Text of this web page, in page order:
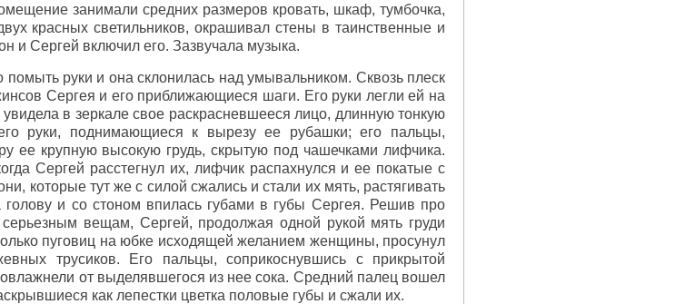
занимали средних размеров кровать, шкаф, тумбочка,
красных светильников, окрашивал стены в таинственные и
и Сергей включил его. Зазвучала музыка.
руки и она склонилась над умывальником. Сквозь плеск
Сергея и его приближающиеся шаги. Его руки легли ей на
в зеркале свое раскрасневшееся лицо, длинную тонкую
руки, поднимающиеся к вырезу ее рубашки; его пальцы,
ее крупную высокую грудь, скрытую под чашечками лифчика.
Сергей расстегнул их, лифчик распахнулся и ее покатые с
которые тут же с силой сжались и стали их мять, растягивать
голову и со стоном впилась губами в губы Сергея. Решив про
вещам, Сергей, продолжая одной рукой мять груди
пуговиц на юбке исходящей желанием женщины, просунул
трусиков. Его пальцы, соприкоснувшись с прикрытой
от выделявшегося из нее сока. Средний палец вошел
как лепестки цветка половые губы и сжали их.